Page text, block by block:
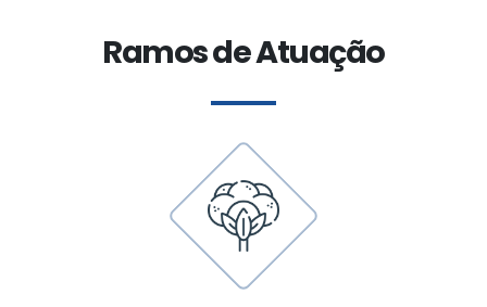
Ramos de Atuação